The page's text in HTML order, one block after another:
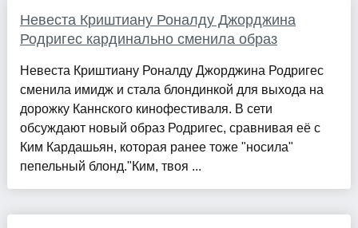
Невеста Криштиану Роналду Джорджина
Родригес кардинально сменила образ
Невеста Криштиану Роналду Джорджина Родригес
сменила имидж и стала блондинкой для выхода на
дорожку Каннского кинофестиваля. В сети
обсуждают новый образ Родригес, сравнивая её с
Ким Кардашьян, которая ранее тоже "носила"
пепельный блонд."Ким, твоя ...